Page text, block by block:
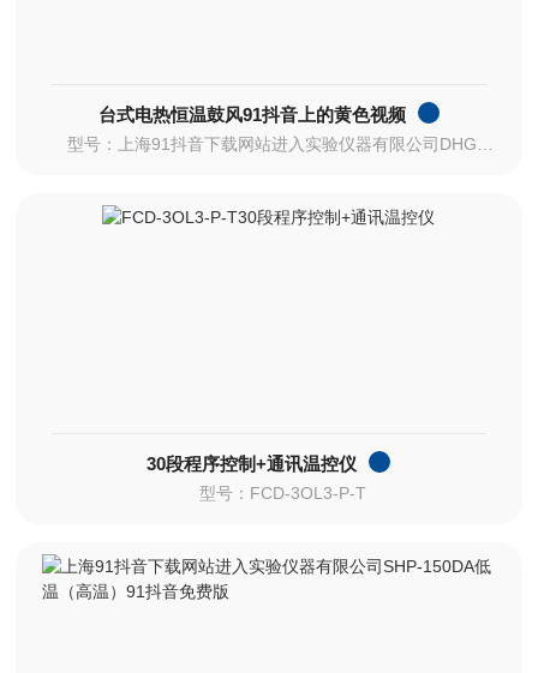
台式电热恒温鼓风91抖音上的黄色视频
型号：上海91抖音下载网站进入实验仪器有限公司DHG-9140A
30段程序控制+通讯温控仪
型号：FCD-3OL3-P-T